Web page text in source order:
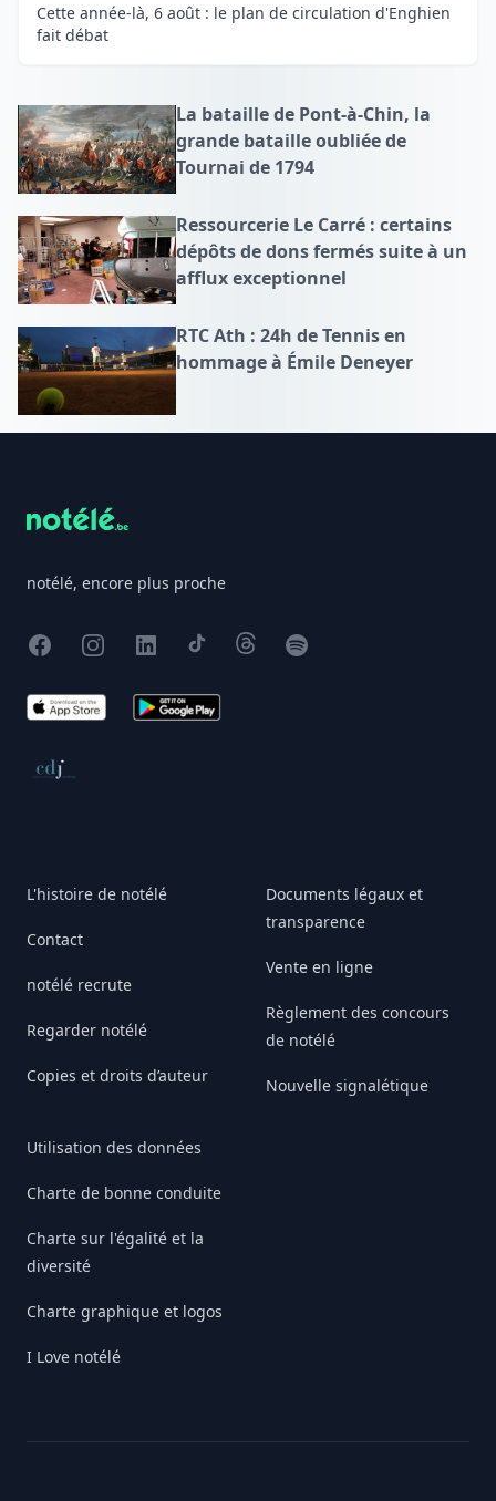
Cette année-là, 6 août : le plan de circulation d'Enghien
fait débat
La bataille de Pont-à-Chin, la
grande bataille oubliée de
Tournai de 1794
Ressourcerie Le Carré : certains
dépôts de dons fermés suite à un
afflux exceptionnel
RTC Ath : 24h de Tennis en
hommage à Émile Deneyer
notélé, encore plus proche
FacebookInstagram
X TikTokThreadsSpotify
App Store Google Play
Conseil de déontologie journalistique
L'histoire de notélé
Contact
notélé recrute
Regarder notélé
Copies et droits d’auteur
Utilisation des données
Charte de bonne conduite
Charte sur l'égalité et la
diversité
Charte graphique et logos
I Love notélé
Documents légaux et
transparence
Vente en ligne
Règlement des concours
de notélé
Nouvelle signalétique